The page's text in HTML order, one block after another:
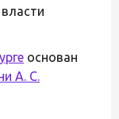
основан
А. С.